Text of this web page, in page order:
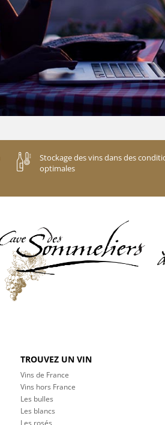
Stockage des vins dans des
optimales
TROUVEZ UN VIN
Vins de France
Vins hors France
Les bulles
Les blancs